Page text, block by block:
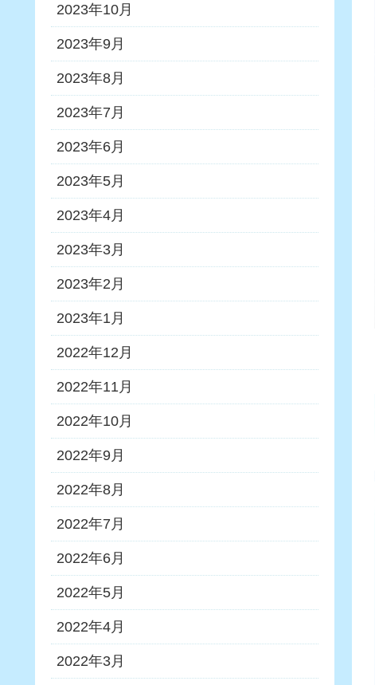
2023年10月
2023年9月
2023年8月
2023年7月
2023年6月
2023年5月
2023年4月
2023年3月
2023年2月
2023年1月
2022年12月
2022年11月
2022年10月
2022年9月
2022年8月
2022年7月
2022年6月
2022年5月
2022年4月
2022年3月